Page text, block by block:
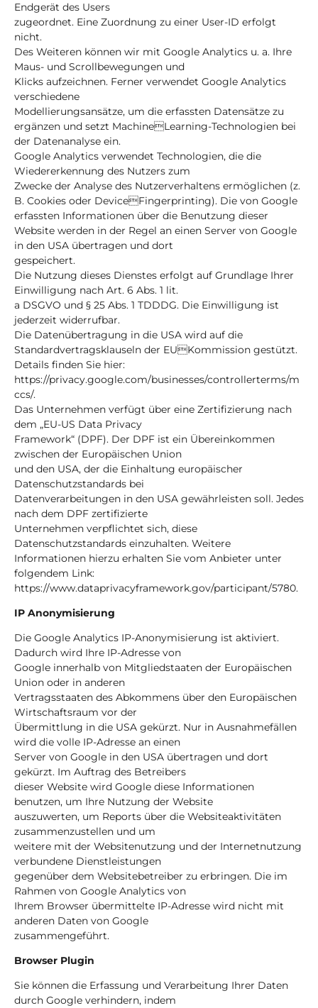
Endgerät des Users
zugeordnet. Eine Zuordnung zu einer User-ID erfolgt
nicht.
Des Weiteren können wir mit Google Analytics u. a. Ihre
Maus- und Scrollbewegungen und
Klicks aufzeichnen. Ferner verwendet Google Analytics
verschiedene
Modellierungsansätze, um die erfassten Datensätze zu
ergänzen und setzt MachineLearning-Technologien bei
der Datenanalyse ein.
Google Analytics verwendet Technologien, die die
Wiedererkennung des Nutzers zum
Zwecke der Analyse des Nutzerverhaltens ermöglichen (z.
B. Cookies oder DeviceFingerprinting). Die von Google
erfassten Informationen über die Benutzung dieser
Website werden in der Regel an einen Server von Google
in den USA übertragen und dort
gespeichert.
Die Nutzung dieses Dienstes erfolgt auf Grundlage Ihrer
Einwilligung nach Art. 6 Abs. 1 lit.
a DSGVO und § 25 Abs. 1 TDDDG. Die Einwilligung ist
jederzeit widerrufbar.
Die Datenübertragung in die USA wird auf die
Standardvertragsklauseln der EUKommission gestützt.
Details finden Sie hier:
https://privacy.google.com/businesses/controllerterms/m
ccs/.
Das Unternehmen verfügt über eine Zertifizierung nach
dem „EU-US Data Privacy
Framework“ (DPF). Der DPF ist ein Übereinkommen
zwischen der Europäischen Union
und den USA, der die Einhaltung europäischer
Datenschutzstandards bei
Datenverarbeitungen in den USA gewährleisten soll. Jedes
nach dem DPF zertifizierte
Unternehmen verpflichtet sich, diese
Datenschutzstandards einzuhalten. Weitere
Informationen hierzu erhalten Sie vom Anbieter unter
folgendem Link:
https://www.dataprivacyframework.gov/participant/5780.
IP Anonymisierung
Die Google Analytics IP-Anonymisierung ist aktiviert.
Dadurch wird Ihre IP-Adresse von
Google innerhalb von Mitgliedstaaten der Europäischen
Union oder in anderen
Vertragsstaaten des Abkommens über den Europäischen
Wirtschaftsraum vor der
Übermittlung in die USA gekürzt. Nur in Ausnahmefällen
wird die volle IP-Adresse an einen
Server von Google in den USA übertragen und dort
gekürzt. Im Auftrag des Betreibers
dieser Website wird Google diese Informationen
benutzen, um Ihre Nutzung der Website
auszuwerten, um Reports über die Websiteaktivitäten
zusammenzustellen und um
weitere mit der Websitenutzung und der Internetnutzung
verbundene Dienstleistungen
gegenüber dem Websitebetreiber zu erbringen. Die im
Rahmen von Google Analytics von
Ihrem Browser übermittelte IP-Adresse wird nicht mit
anderen Daten von Google
zusammengeführt.
Browser Plugin
Sie können die Erfassung und Verarbeitung Ihrer Daten
durch Google verhindern, indem